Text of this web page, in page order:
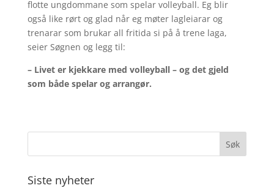
flotte ungdommane som spelar volleyball. Eg blir
også like rørt og glad når eg møter lagleiarar og
trenarar som brukar all fritida si på å trene laga,
seier Søgnen og legg til:
– Livet er kjekkare med volleyball – og det gjeld
som både spelar og arrangør.
Siste nyheter